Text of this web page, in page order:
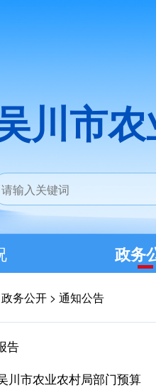
川市
政务
政务公开 > 通知公告
告
川市农业农村局部门预算